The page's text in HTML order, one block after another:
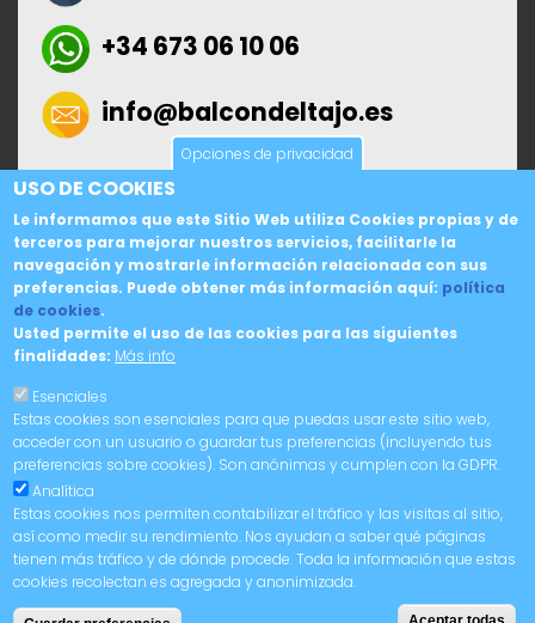
¡COMPRA YA!
+34 673 06 10 06
info@balcondeltajo.es
AVISO LEGAL
Política de Cookies
Política de Privacidad
Condiciones de Compra
Copyright © 2025. Balcón del Tajo. Material gráfico cedido por la Diputación de
Cáceres.
Opciones de privacidad
USO DE COOKIES
Le informamos que este Sitio Web utiliza Cookies propias y de
terceros para mejorar nuestros servicios, facilitarle la
navegación y mostrarle información relacionada con sus
preferencias. Puede obtener más información aquí: política
de cookies.
Usted permite el uso de las cookies para las siguientes
finalidades: Más info
Esenciales
Estas cookies son esenciales para que puedas usar este sitio web,
acceder con un usuario o guardar tus preferencias (incluyendo tus
preferencias sobre cookies). Son anónimas y cumplen con la GDPR.
Analítica
Estas cookies nos permiten contabilizar el tráfico y las visitas al sitio,
así como medir su rendimiento. Nos ayudan a saber qué páginas
tienen más tráfico y de dónde procede. Toda la información que estas
cookies recolectan es agregada y anonimizada.